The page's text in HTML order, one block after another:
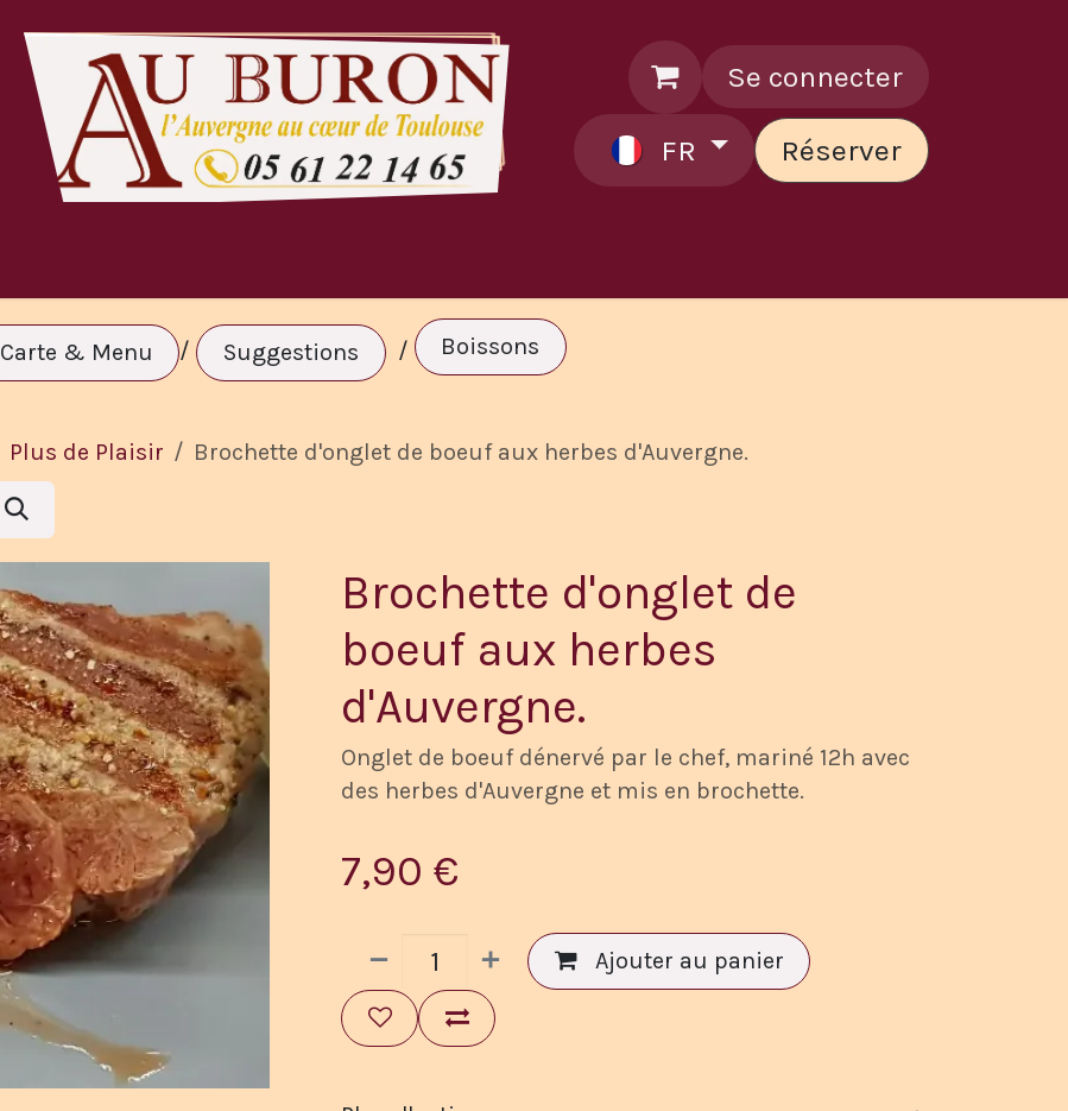
Se connecter
FR Réserver
Carte & Menu / Suggestions / Boissons
Plus de Plaisir Brochette d'onglet de boeuf aux herbes d'Auvergne.
Brochette d'onglet de
boeuf aux herbes
d'Auvergne.
Onglet de boeuf dénervé par le chef, mariné 12h avec
des herbes d'Auvergne et mis en brochette.
7,90 €
Ajouter au panier